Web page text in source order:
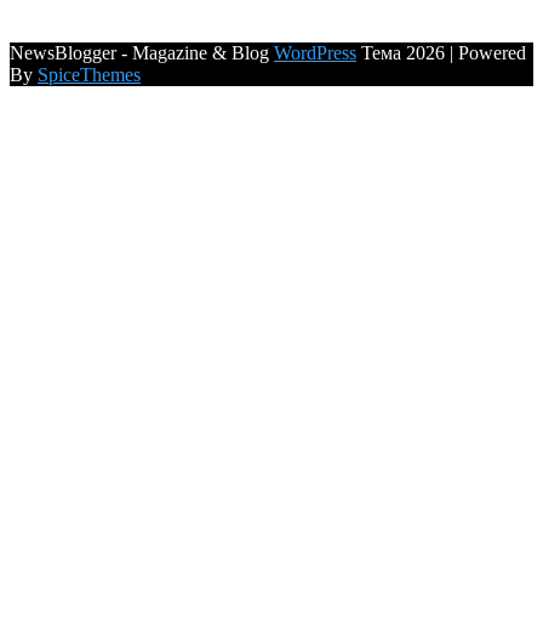
NewsBlogger - Magazine & Blog WordPress Тема 2026 | Powered
By SpiceThemes